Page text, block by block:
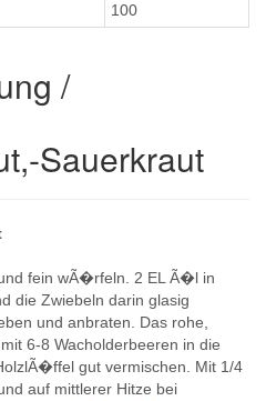
100
/
Sauerkraut
fein wÃ�rfeln. 2 EL Ã�l in
die Zwiebeln darin glasig
und anbraten. Das rohe,
6-8 Wacholderbeeren in die
gut vermischen. Mit 1/4
auf mittlerer Hitze bei